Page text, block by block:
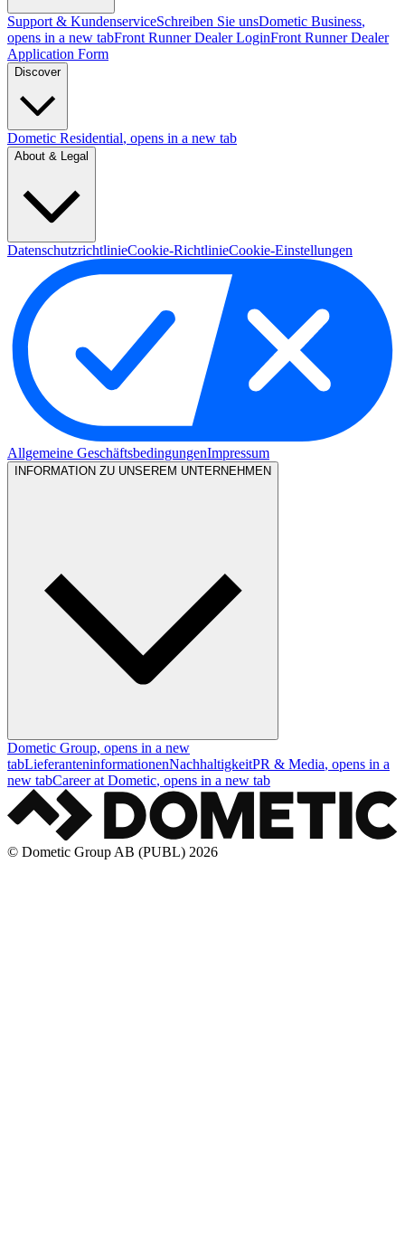
Support & KundenserviceSchreiben Sie unsDometic Business,
opens in a new tabFront Runner Dealer LoginFront Runner Dealer
Application Form
Discover
Dometic Residential, opens in a new tab
About & Legal
DatenschutzrichtlinieCookie-RichtlinieCookie-Einstellungen
Allgemeine GeschäftsbedingungenImpressum
INFORMATION ZU UNSEREM UNTERNEHMEN
Dometic Group, opens in a new
tabLieferanteninformationenNachhaltigkeitPR & Media, opens in a
new tabCareer at Dometic, opens in a new tab
© Dometic Group AB (PUBL) 2026